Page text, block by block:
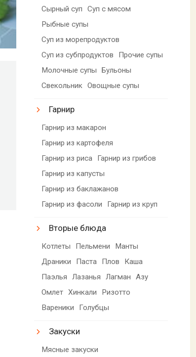
Сырный суп
Суп с мясом
Рыбные супы
Суп из морепродуктов
Суп из субпродуктов
Прочие супы
Молочные супы
Бульоны
Свекольник Овощные супы
Гарнир
Гарнир из макарон
Гарнир из картофеля
Гарнир из риса
Гарнир из грибов
Гарнир из капусты
Гарнир из баклажанов
Гарнир из фасоли
Гарнир из круп
Вторые блюда
Котлеты Пельмени
Манты
Драники
Паста Плов
Каша
Паэлья
Лазанья Лагман
Азу
Омлет Хинкали
Ризотто
Вареники
Голубцы
Закуски
Мясные закуски